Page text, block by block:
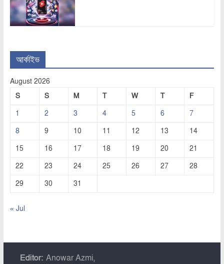
আর্কাইভ
August 2026
S
S M T W T
F
1
2 3 4 5 6
7
8
9 10 11 12 13
14
15
16 17 18 19 20
21
22
23 24 25 26 27
28
29
30 31
« Jul
Editor: Anowar Azmi,